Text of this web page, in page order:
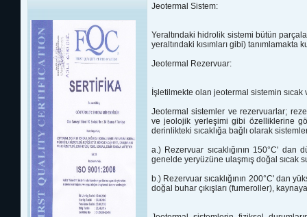
Jeotermal Sistem:
Yeraltındaki hidrolik sistemi bütün
yeraltındaki kısımları gibi) tanımlamakta
Jeotermal Rezervuar:
İşletilmekte olan jeotermal sistemin sıcak
Jeotermal sistemler ve rezervuarlar;
ve jeolojik yerleşimi gibi özelliklerine
derinlikteki sıcaklığa bağlı olarak
a.) Rezervuar sıcaklığının 150°C'
genelde yeryüzüne ulaşmış doğal sıcak
b.) Rezervuar sıcaklığının 200°C' dan
doğal buhar çıkışları (fumeroller),